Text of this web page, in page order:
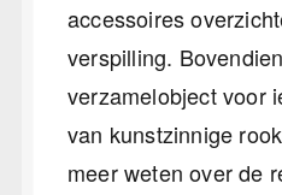
accessoires
verspilling.
verzamelobject voor
van kunstzinnige
meer weten over de